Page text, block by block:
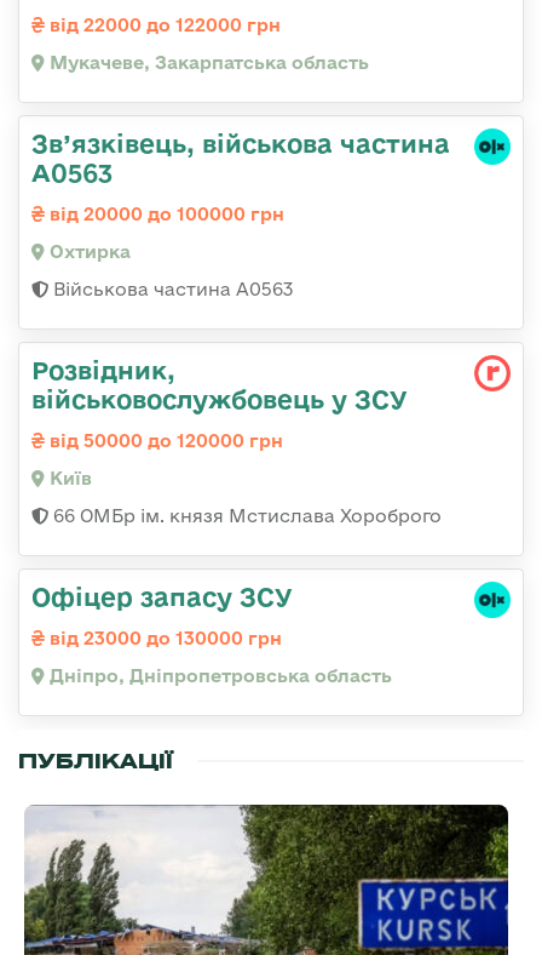
від 22000 до 122000 грн
Мукачеве, Закарпатська область
Зв’язківець, військова частина
А0563
від 20000 до 100000 грн
Охтирка
Військова частина А0563
Розвідник,
військовослужбовець у ЗСУ
від 50000 до 120000 грн
Київ
66 ОМБр ім. князя Мстислава Хороброго
Офіцер запасу ЗСУ
від 23000 до 130000 грн
Дніпро, Дніпропетровська область
ПУБЛІКАЦІЇ